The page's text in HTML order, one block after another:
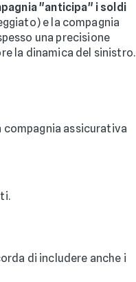
"anticipa" i soldi
e la compagnia
una precisione
la dinamica del sinistro.
compagnia assicurativa
di includere anche i